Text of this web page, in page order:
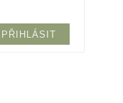
PŘIHLÁSIT